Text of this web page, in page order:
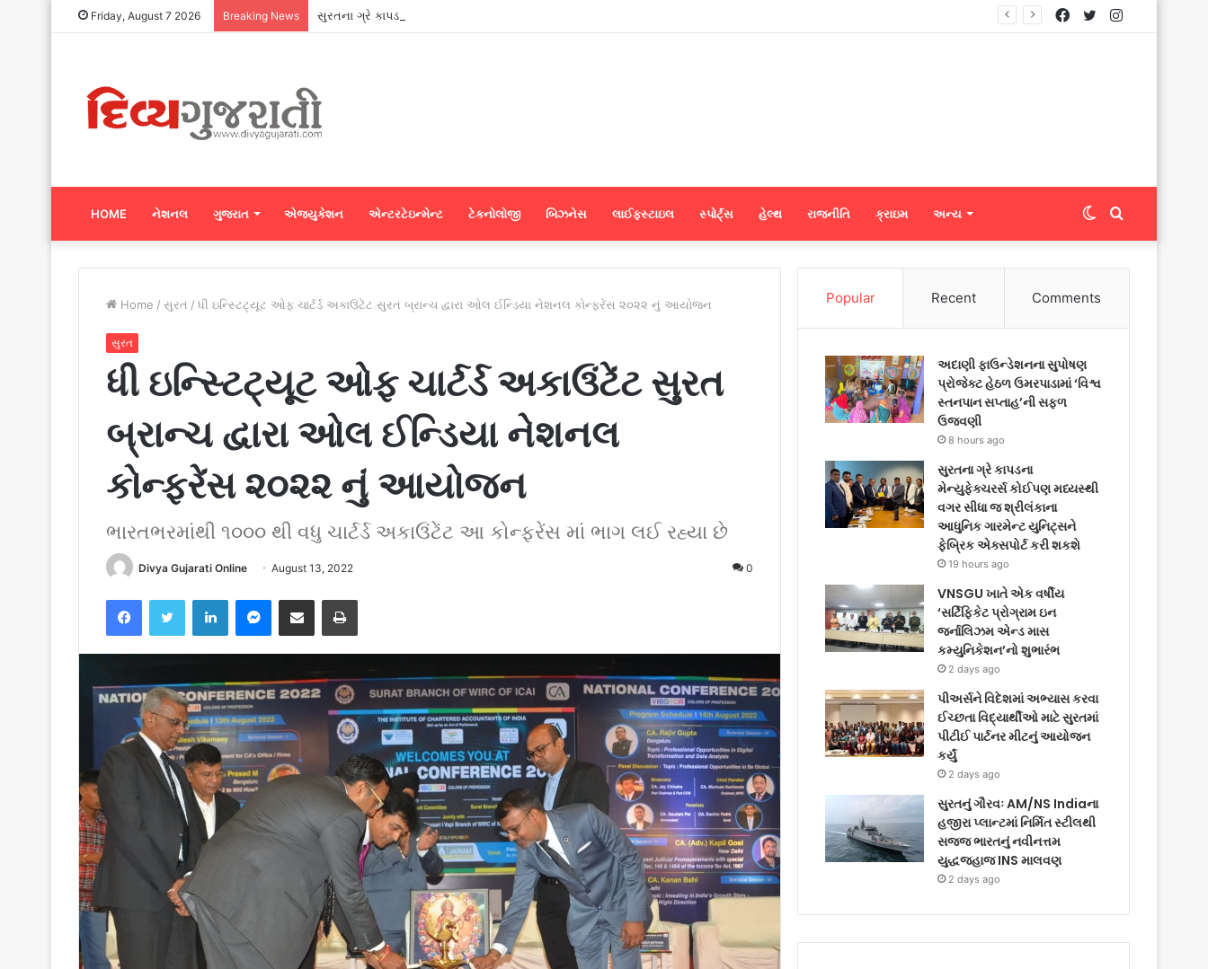
Friday, August 7 2026 Breaking News સુરતના ગ્રે કાપડના મેન્યુફેક્ચરર્સ કોઈપણ મધ્યસ્થી વગર સીધા જ શ્રીલંકાના આધુનિક ગારમેન્ટ યુનિટ્સને ફેબ્રિક એક્સપોર્ટ કરી શકશે Instagram
Twitter
Facebook
HOME નેશનલ ગુજરાત એજ્યુકેશન એન્ટરટેઇન્મેન્ટ ટેકનોલોજી બિઝનેસ લાઈફસ્ટાઇલ સ્પોર્ટ્સ હેલ્થ રાજનીતિ ક્રાઇમ અન્ય Search
for
Switch
skin
Home / સુરત / ધી ઇન્સ્ટિટ્યૂટ ઓફ ચાર્ટર્ડ અકાઉંટેંટ સુરત બ્રાન્ચ દ્વારા ઓલ ઈન્ડિયા નેશનલ કોન્ફરેંસ ૨૦૨૨ નું આયોજન
સુરત
ધી ઇન્સ્ટિટ્યૂટ ઓફ ચાર્ટર્ડ અકાઉંટેંટ સુરત
બ્રાન્ચ દ્વારા ઓલ ઈન્ડિયા નેશનલ
કોન્ફરેંસ ૨૦૨૨ નું આયોજન
ભારતભરમાંથી ૧૦૦૦ થી વધુ ચાર્ટર્ડ અકાઉંટેંટ આ કોન્ફરેંસ માં ભાગ લઈ રહ્યા છે
Divya Gujarati Online August 13, 2022 0
FacebookTwitter LinkedInMessenger
Share via Email Print
Popular Recent Comments
અદાણી ફાઉન્ડેશનના સુપોષણ
પ્રોજેક્ટ હેઠળ ઉમરપાડામાં ‘વિશ્વ
સ્તનપાન સપ્તાહ’ની સફળ
ઉજવણી
8 hours ago
સુરતના ગ્રે કાપડના
મેન્યુફેક્ચરર્સ કોઈપણ મધ્યસ્થી
વગર સીધા જ શ્રીલંકાના
આધુનિક ગારમેન્ટ યુનિટ્સને
ફેબ્રિક એક્સપોર્ટ કરી શકશે
19 hours ago
VNSGU ખાતે એક વર્ષીય
‘સર્ટિફિકેટ પ્રોગ્રામ ઇન
જર્નાલિઝમ એન્ડ માસ
કમ્યુનિકેશન’નો શુભારંભ
2 days ago
પીઅર્સને વિદેશમાં અભ્યાસ કરવા
ઈચ્છતા વિદ્યાર્થીઓ માટે સુરતમાં
પીટીઈ પાર્ટનર મીટનું આયોજન
કર્યું
2 days ago
સુરતનું ગૌરવઃ AM/NS Indiaના
હજીરા પ્લાન્ટમાં નિર્મિત સ્ટીલથી
સજ્જ ભારતનું નવીનત્તમ
યુદ્ધજહાજ INS માલવણ
2 days ago